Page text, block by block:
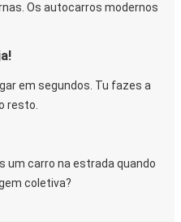
Os autocarros modernos
em segundos. Tu fazes a
resto.
um carro na estrada quando
coletiva?